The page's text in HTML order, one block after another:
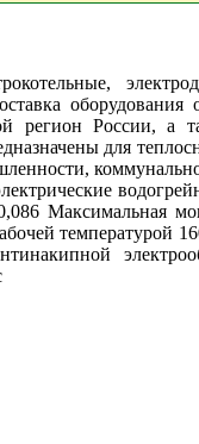
России, а
для
температурой